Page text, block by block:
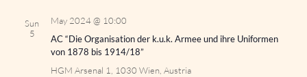
Sun
5
May 2024 @ 10:00
AC “Die Organisation der k.u.k. Armee und ihre Uniformen
von 1878 bis 1914/18”
HGM Arsenal 1, 1030 Wien, Austria